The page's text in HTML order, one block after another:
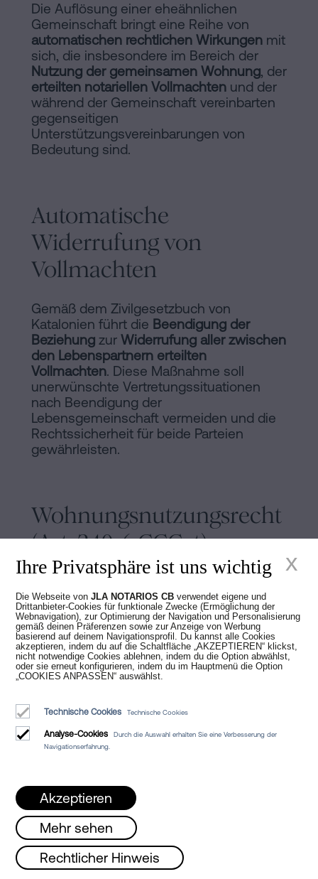
Die Auflösung einer eheähnlichen
Gemeinschaft bringt eine Reihe von
automatischen rechtlichen Wirkungen mit
sich, die insbesondere im Bereich der
Nutzung der gemeinsamen Wohnung, der
erteilten notariellen Vollmachten und der
während der Gemeinschaft vereinbarten
gegenseitigen
Unterstützungsvereinbarungen von
Bedeutung sind.
Automatische
Widerrufung von
Vollmachten
Gemäß dem Zivilgesetzbuch von
Katalonien führt die Beendigung der
Beziehung zur Widerrufung aller zwischen
den Lebenspartnern erteilten
Vollmachten. Diese Maßnahme soll
unerwünschte Vertretungssituationen
nach Beendigung der
Lebensgemeinschaft vermeiden und die
Rechtssicherheit für beide Parteien
gewährleisten.
Wohnungsnutzungsrecht
(Art. 240-6 CCCat)
Das Schicksal der gemeinsam genutzten
Wohnung nach der Auflösung hängt von
ihrem Eigentum und dem Regime ab,
unter dem sie stand:
a) Wenn die Wohnung ausschließlich
einem der Mitbewohner gehört:
innerhalb von höchstens drei Monaten
verlassen, es sei denn, es wurde in den
Zusammenlebensvereinbarungen etwas
b) Wenn der mitbewohnende Eigentümer
verstirbt:
Die übrigen Mitbewohner können
einen Zeitraum von bis zu sechs Monaten
in der Wohnung bleiben
, sofern kein
Mittwoch und Freitag von 08 bis 15
Ihre Privatsphäre ist uns wichtig
Die Webseite vonJLA NOTARIOS CB verwendet eigene und
Drittanbieter-Cookies für funktionale Zwecke (Ermöglichung der
Webnavigation), zur Optimierung der Navigation und Personalisierung
gemäß deinen Präferenzen sowie zur Anzeige von Werbung
basierend auf deinem Navigationsprofil. Du kannst alle Cookies
akzeptieren, indem du auf die Schaltfläche „AKZEPTIEREN“ klickst,
nicht notwendige Cookies ablehnen, indem du die Option abwählst,
oder sie erneut konfigurieren, indem du im Hauptmenü die Option
„COOKIES ANPASSEN“ auswählst.
Technische Cookies Technische Cookies
Analyse-Cookies
Durch die Auswahl erhalten Sie eine Verbesserung der
Navigationserfahrung.
Akzeptieren
Mehr sehen
Rechtlicher Hinweis
x